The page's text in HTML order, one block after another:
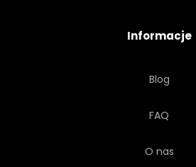
Informacje
Blog
FAQ
O nas